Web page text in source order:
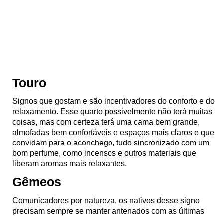
Touro
Signos que gostam e são incentivadores do conforto e do
relaxamento. Esse quarto possivelmente não terá muitas
coisas, mas com certeza terá uma cama bem grande,
almofadas bem confortáveis e espaços mais claros e que
convidam para o aconchego, tudo sincronizado com um
bom perfume, como incensos e outros materiais que
liberam aromas mais relaxantes.
Gêmeos
Comunicadores por natureza, os nativos desse signo
precisam sempre se manter antenados com as últimas